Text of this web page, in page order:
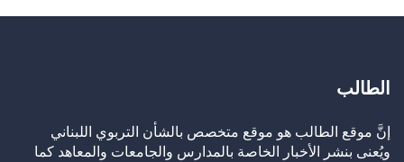
الطالب
إنَّ موقع الطالب هو موقع متخصص بالشأن التربوي اللبناني
ويُعنى بنشر الأخبار الخاصة بالمدارس والجامعات والمعاهد كما